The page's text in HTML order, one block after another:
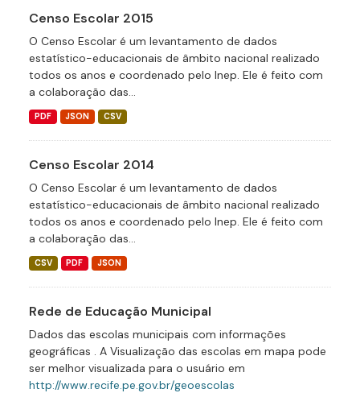
Censo Escolar 2015
O Censo Escolar é um levantamento de dados
estatístico-educacionais de âmbito nacional realizado
todos os anos e coordenado pelo Inep. Ele é feito com
a colaboração das...
PDF JSON CSV
Censo Escolar 2014
O Censo Escolar é um levantamento de dados
estatístico-educacionais de âmbito nacional realizado
todos os anos e coordenado pelo Inep. Ele é feito com
a colaboração das...
CSV PDF JSON
Rede de Educação Municipal
Dados das escolas municipais com informações
geográficas . A Visualização das escolas em mapa pode
ser melhor visualizada para o usuário em
http://www.recife.pe.gov.br/geoescolas